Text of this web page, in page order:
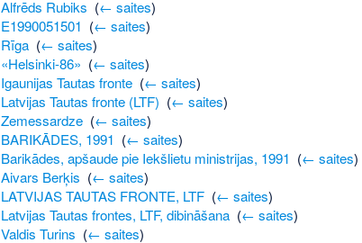
Alfrēds Rubiks (← saites)
E1990051501 (← saites)
Rīga‎ (← saites)
«Helsinki-86» (← saites)
Igaunijas Tautas fronte‎ (← saites)
Latvijas Tautas fronte (LTF) (← saites)
Zemessardze‎ (← saites)
BARIKĀDES, 1991 (← saites)
Barikādes, apšaude pie Iekšlietu ministrijas, 1991 (← saites)
Aivars Berķis (← saites)
LATVIJAS TAUTAS FRONTE, LTF‎ (← saites)
Latvijas Tautas frontes, LTF, dibināšana‎ (← saites)
Valdis Turins (← saites)